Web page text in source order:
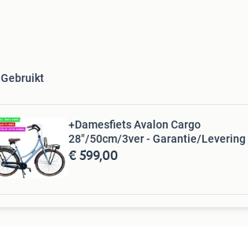
Gebruikt
+Damesfiets Avalon Cargo
28"/50cm/3ver - Garantie/Levering
€ 599,00